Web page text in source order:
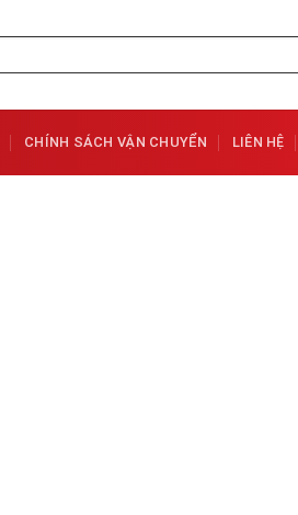
CHÍNH SÁCH VẬN CHUYỂN LIÊN HỆ